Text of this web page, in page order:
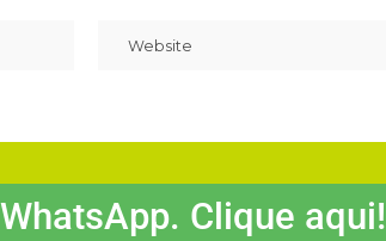
Clique aqui!